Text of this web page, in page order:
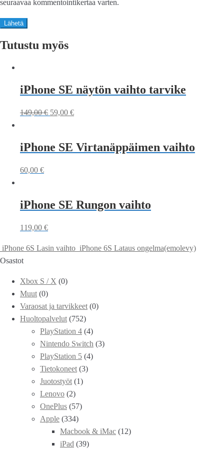
seuraavaa kommentointikertaa varten.
Tutustu myös
iPhone SE näytön vaihto tarvike
149,00€ 59,00 €
iPhone SE Virtanäppäimen vaihto
60,00 €
iPhone SE Rungon vaihto
119,00 €
iPhone 6S Lasin vaihto iPhone 6S Lataus ongelma(emolevy)
Osastot
Xbox S / X (0)
Muut (0)
Varaosat ja tarvikkeet (0)
Huoltopalvelut (752)
PlayStation 4 (4)
Nintendo Switch (3)
PlayStation 5 (4)
Tietokoneet (3)
Juotostyöt (1)
Lenovo (2)
OnePlus (57)
Apple (334)
Macbook & iMac (12)
iPad (39)